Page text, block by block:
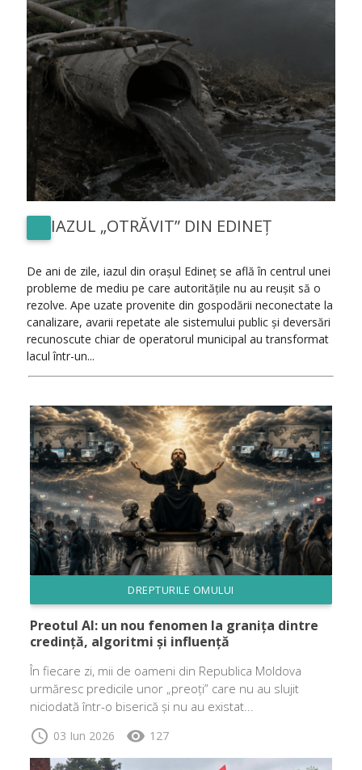
IAZUL „OTRĂVIT” DIN EDINEȚ
De ani de zile, iazul din orașul Edineț se află în centrul unei
probleme de mediu pe care autoritățile nu au reușit să o
rezolve. Ape uzate provenite din gospodării neconectate la
canalizare, avarii repetate ale sistemului public și deversări
recunoscute chiar de operatorul municipal au transformat
lacul într-un...
DREPTURILE OMULUI
Preotul AI: un nou fenomen la granița dintre
credință, algoritmi și influență
În fiecare zi, mii de oameni din Republica Moldova
urmăresc predicile unor „preoți” care nu au slujit
niciodată într-o biserică și nu au existat...
schedule 03 Iun 2026 visibility 127